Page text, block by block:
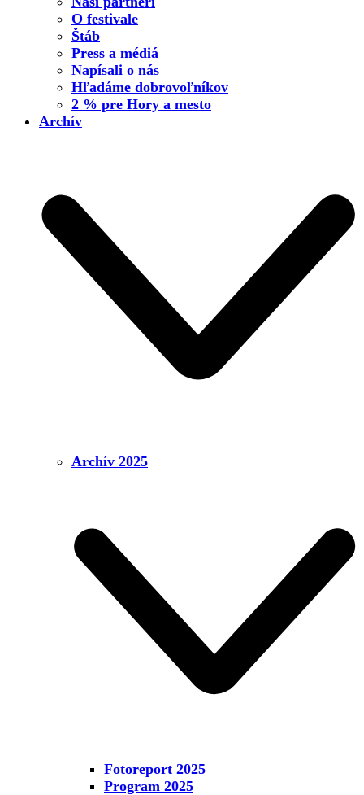
O festivale
Štáb
Press a médiá
Napísali o nás
Hľadáme dobrovoľníkov
2 % pre Hory a mesto
Archív
Archív 2025
Fotoreport 2025
Program 2025